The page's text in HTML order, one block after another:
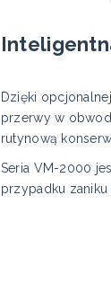
Dzięki
przerwy w
rutynową
Seria VM-2000
przypadku zaniku